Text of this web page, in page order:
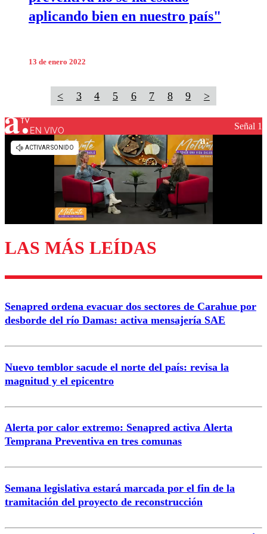
aplicando bien en nuestro país"
13 de enero 2022
< 3 4 5 6 7 8 9 >
EN VIVO Señal 1
LAS MÁS LEÍDAS
Senapred ordena evacuar dos sectores de Carahue por
desborde del río Damas: activa mensajería SAE
Nuevo temblor sacude el norte del país: revisa la
magnitud y el epicentro
Alerta por calor extremo: Senapred activa Alerta
Temprana Preventiva en tres comunas
Semana legislativa estará marcada por el fin de la
tramitación del proyecto de reconstrucción